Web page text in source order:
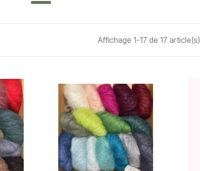
Affichage 1-17 de 17 article(s)